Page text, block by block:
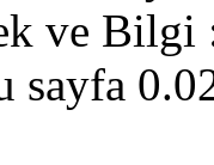
ve
sayfa